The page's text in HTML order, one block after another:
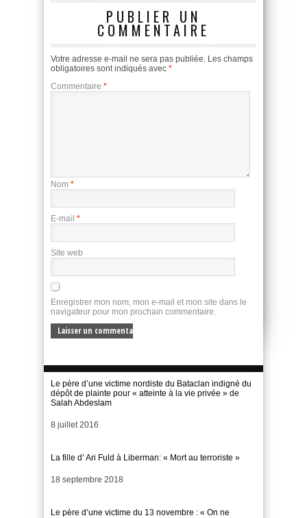
PUBLIER UN
COMMENTAIRE
Votre adresse e-mail ne sera pas publiée. Les champs
obligatoires sont indiqués avec *
Commentaire *
Nom *
E-mail *
Site web
Enregistrer mon nom, mon e-mail et mon site dans le
navigateur pour mon prochain commentaire.
Le père d’une victime nordiste du Bataclan indigné du
dépôt de plainte pour « atteinte à la vie privée » de
Salah Abdeslam
Date
8 juillet 2016
La fille d’ Ari Fuld à Liberman: « Mort au terroriste »
Date
18 septembre 2018
Le père d’une victime du 13 novembre : « On ne